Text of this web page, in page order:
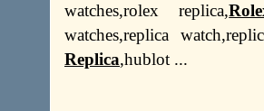
watches,rolex replica,
watches,replica
Replica,hublot ...